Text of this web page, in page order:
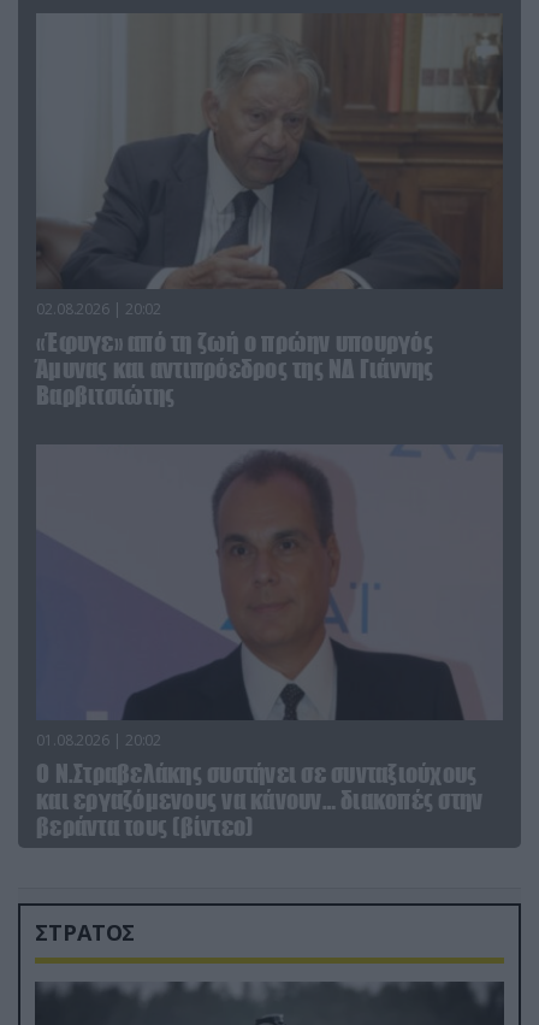
02.08.2026 | 20:02
«Έφυγε» από τη ζωή ο πρώην υπουργός
Άμυνας και αντιπρόεδρος της ΝΔ Γιάννης
Βαρβιτσιώτης
01.08.2026 | 20:02
Ο Ν.Στραβελάκης συστήνει σε συνταξιούχους
και εργαζόμενους να κάνουν… διακοπές στην
βεράντα τους (βίντεο)
ΣΤΡΑΤΟΣ